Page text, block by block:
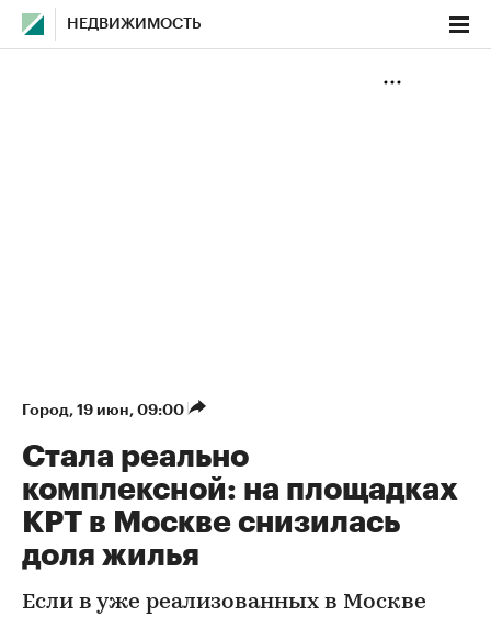
НЕДВИЖИМОСТЬ
Город⁠, 19 июн, 09:00
Стала реально
комплексной: на площадках
КРТ в Москве снизилась
доля жилья
Если в уже реализованных в Москве